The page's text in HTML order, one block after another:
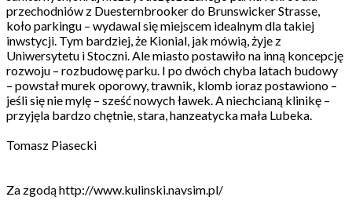
przechodniów z Duesternbrooker do Brunswicker Strasse,
koło parkingu – wydawal się miejscem idealnym dla takiej
inwstycji. Tym bardziej, że Kionial, jak mówią, żyje z
Uniwersytetu i Stoczni. Ale miasto postawiło na inną koncepcję
rozwoju – rozbudowę parku. I po dwóch chyba latach budowy
– powstał murek oporowy, trawnik, klomb ioraz postawiono –
jeśli się nie mylę – sześć nowych ławek. A niechcianą klinikę –
przyjęla bardzo chętnie, stara, hanzeatycka mała Lubeka.
Tomasz Piasecki
Za zgodą http://www.kulinski.navsim.pl/